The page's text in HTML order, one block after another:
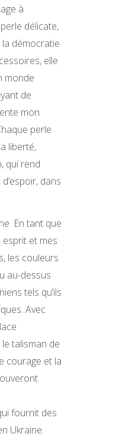
à
délicate,
démocratie
elle
monde
de
mon
perle
liberté,
qui rend
dans
En tant que
esprit et mes
les couleurs
au-dessus
tels qu’ils
Avec
talisman de
courage et la
fournit des
Ukraine.